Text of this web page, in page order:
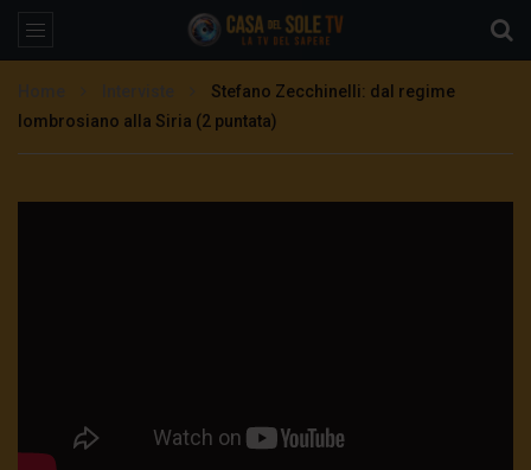
Stefano Zecchinelli: dal regime
lombrosiano alla Siria (2 puntata)